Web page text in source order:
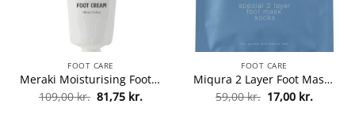
FOOT CARE
Meraki Moisturising Foot Cream 100 ml fra Meraki
109,00kr. Den
oprindelige
81,75 kr.Den
FOOT CARE
Miqura 2 Layer Foot Mask Socks 1 Pair fra Miqura
59,00kr. Den
oprindelige
17,00 kr.Den